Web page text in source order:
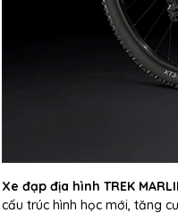
Xe đạp địa hình TREK
cấu trúc hình học mới, tăng